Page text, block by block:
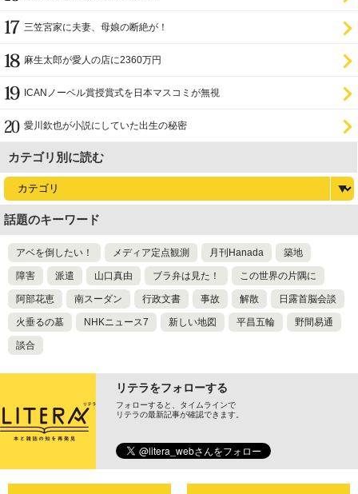
三笠宮家に夫妻、母娘の断絶が！
麻生太郎が愛人の店に2360万円
ICANノーベル賞授賞式を日本マスコミが無視
愛川欽也が小説にしていた出生の秘密
カテゴリ別に読む
話題のキーワード
アベを倒したい！ メディア定点観測 月刊Hanada 築地
障害 派遣 山口真由 ブラ弁は見た！ この世界の片隅に
阿部花恵 南スーダン 行政文書 事故 解散 日露首脳会談
火垂るの墓 NHKニュース7 新しい地図 平昌五輪 野間易通
談合
リテラをフォローする
フォローすると、タイムラインで
リテラの最新記事が確認できます。